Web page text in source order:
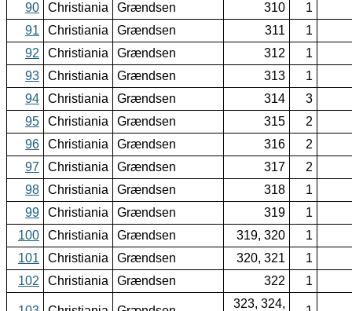
90
Christiania Grændsen 310
1
91
Christiania Grændsen 311
1
92
Christiania Grændsen 312
1
93
Christiania Grændsen 313
1
94
Christiania Grændsen 314
3
95
Christiania Grændsen 315
2
96
Christiania Grændsen 316
2
97
Christiania Grændsen 317
2
98
Christiania Grændsen 318
1
99
Christiania Grændsen 319
1
100
Christiania Grændsen 319, 320
1
101
Christiania Grændsen 320, 321
1
102
Christiania Grændsen 322 1
323, 324,